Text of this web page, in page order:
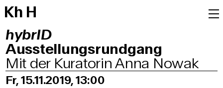
Kh H
hybrID
Ausstellungsrundgang
Mit der Kuratorin Anna Nowak
Fr, 15.11.2019, 13:00